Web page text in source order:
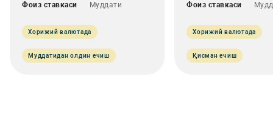
Фоиз ставкаси Муддати
Хорижий валютада
Муддатидан олдин ечиш
Фоиз ставкаси
Хорижий валютада
Қисман ечиш